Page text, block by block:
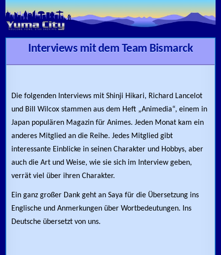
Skip to content
Interviews mit dem Team Bismarck
Die folgenden Interviews mit Shinji Hikari, Richard Lancelot
und Bill Wilcox stammen aus dem Heft „Animedia“, einem in
Japan populären Magazin für Animes. Jeden Monat kam ein
anderes Mitglied an die Reihe. Jedes Mitglied gibt
interessante Einblicke in seinen Charakter und Hobbys, aber
auch die Art und Weise, wie sie sich im Interview geben,
verrät viel über ihren Charakter.
Ein ganz großer Dank geht an Saya für die Übersetzung ins
Englische und Anmerkungen über Wortbedeutungen. Ins
Deutsche übersetzt von uns.